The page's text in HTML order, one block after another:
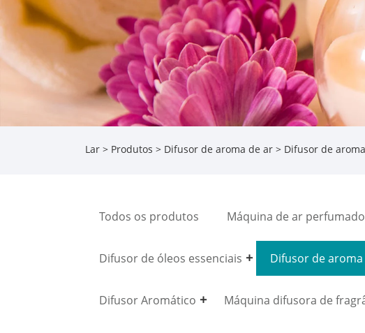
Lar > Produtos > Difusor de aroma de ar > Difusor de
Todos os produtos Máquina de ar perfumado
Difusor de óleos essenciais Difusor de
Difusor Aromático Máquina difusora de